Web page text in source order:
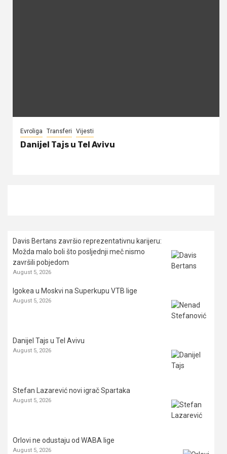
Evroliga Transferi Vijesti
Danijel Tajs u Tel Avivu
Davis Bertans završio reprezentativnu karijeru:
Možda malo boli što posljednji meč nismo
završili pobjedom
August 5, 2026
Igokea u Moskvi na Superkupu VTB lige
August 5, 2026
Danijel Tajs u Tel Avivu
August 5, 2026
Stefan Lazarević novi igrač Spartaka
August 5, 2026
Orlovi ne odustaju od WABA lige
August 5, 2026